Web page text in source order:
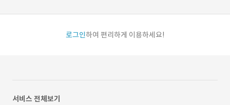
로그인하여 편리하게 이용하세요!
서비스 전체보기